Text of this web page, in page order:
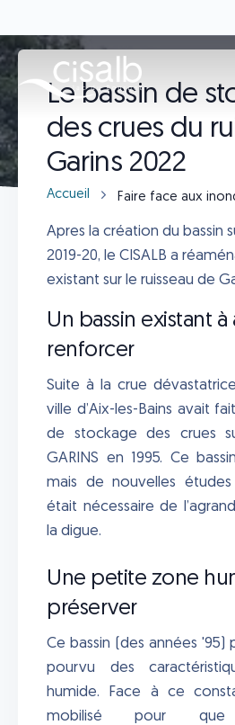
Le bassin de
des crues du
Garins 2022
Accueil Faire face aux
Apres la création du bassin
2019-20, le CISALB a
existant sur le ruisseau de
Un bassin existant
renforcer
Suite à la crue
ville d’Aix-les-Bains avait
de stockage des crues
GARINS en 1995. Ce
mais de nouvelles
était nécessaire de
la digue.
Une petite zone
préserver
Ce bassin (des années '95)
pourvu des
humide. Face à ce
mobilisé pour